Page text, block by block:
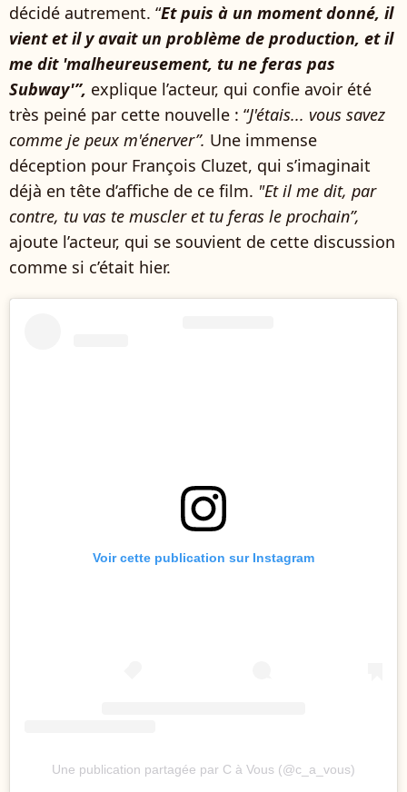
décidé autrement. “Et puis à un moment donné, il
vient et il y avait un problème de production, et il
me dit 'malheureusement, tu ne feras pas
Subway'”, explique l’acteur, qui confie avoir été
très peiné par cette nouvelle : “J'étais... vous savez
comme je peux m'énerver”. Une immense
déception pour François Cluzet, qui s’imaginait
déjà en tête d’affiche de ce film. "Et il me dit, par
contre, tu vas te muscler et tu feras le prochain”,
ajoute l’acteur, qui se souvient de cette discussion
comme si c’était hier.
Voir cette publication sur Instagram
Une publication partagée par C à Vous (@c_a_vous)